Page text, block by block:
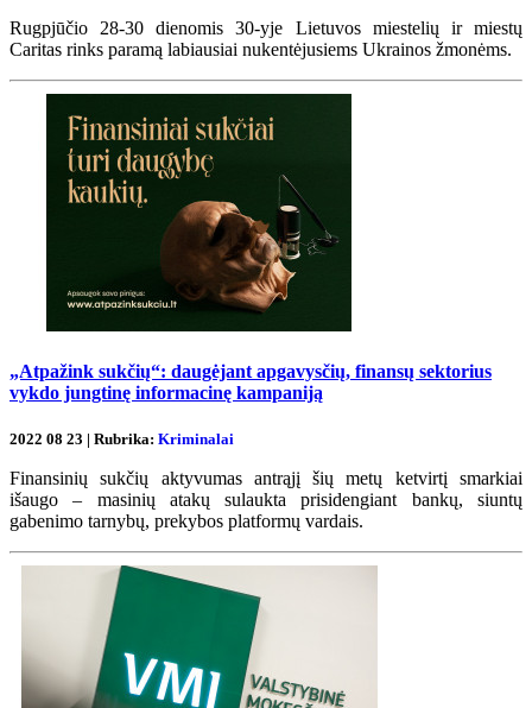
Rugpjūčio 28-30 dienomis 30-yje Lietuvos miestelių ir miestų
Caritas rinks paramą labiausiai nukentėjusiems Ukrainos žmonėms.
„Atpažink sukčių“: daugėjant apgavysčių, finansų sektorius
vykdo jungtinę informacinę kampaniją
2022 08 23 | Rubrika: Kriminalai
Finansinių sukčių aktyvumas antrąjį šių metų ketvirtį smarkiai
išaugo – masinių atakų sulaukta prisidengiant bankų, siuntų
gabenimo tarnybų, prekybos platformų vardais.